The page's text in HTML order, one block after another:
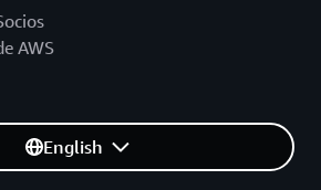
AWS
English